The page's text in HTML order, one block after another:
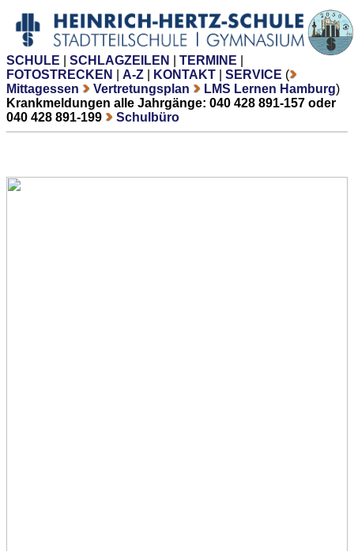
SCHULE SCHLAGZEILEN TERMINE
FOTOSTRECKEN
A-Z KONTAKT SERVICE (
Mittagessen
Vertretungsplan LMS Lernen Hamburg)
Krankmeldungen alle Jahrgänge: 040 428 891-157 oder
040 428 891-199
Schulbüro